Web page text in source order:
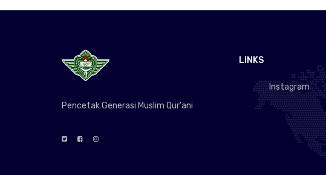
Pencetak Generasi Muslim Qur'ani
LINKS
Instagram